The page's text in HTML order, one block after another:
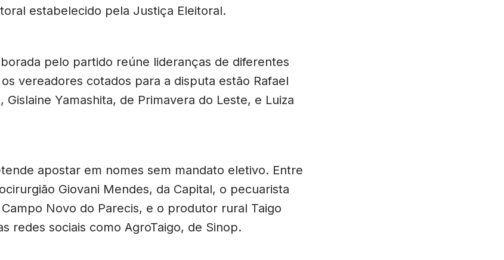
estabelecido pela Justiça Eleitoral.
pelo partido reúne lideranças de diferentes
vereadores cotados para a disputa estão Rafael
Gislaine Yamashita, de Primavera do Leste, e Luiza
apostar em nomes sem mandato eletivo. Entre
Giovani Mendes, da Capital, o pecuarista
Novo do Parecis, e o produtor rural Taigo
redes sociais como AgroTaigo, de Sinop.